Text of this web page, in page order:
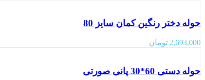
حوله دختر رنگین کمان سایز 80
2,693,000 تومان
حوله دستی 60*30 پانی صورتی